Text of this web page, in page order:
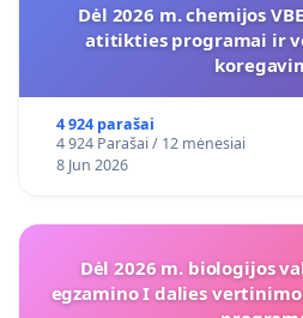
Dėl 2026 m. chemijos
atitikties programai ir
4 924 parašai
4 924 Parašai / 12 mėnesiai
8 Jun 2026
Dėl 2026 m. biologijos
egzamino I dalies